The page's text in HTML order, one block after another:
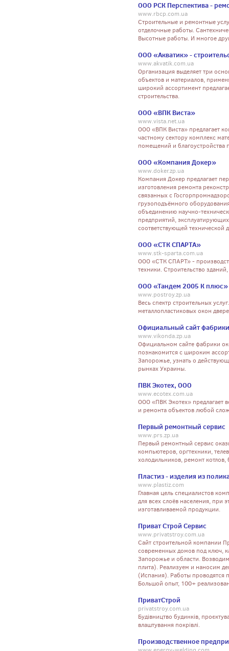
ООО РСК Перспектива -
www.rbcp.com.ua
Строительные и ремонтные
отделочные работы.
Высотные работы. И многое
ООО «Акватик» -
www.akvatik.com.ua
Организация выделяет три
объектов и материалов,
широкий ассортимент
строительства.
ООО «ВПК Виста»
www.vista.net.ua
ООО «ВПК Виста» предлагает
частному сектору комплекс
помещений и благоустройства
ООО «Компания Докер»
www.doker.zp.ua
Компания Докер предлагает
изготовления ремонта
связанных с
грузоподъёмного
объединению научно-
предприятий,
соответствующей технической
ООО «СТК СПАРТА»
www.stk-sparta.com.ua
ООО «СТК СПАРТ» -
техники. Строительство
ООО «Тандем 2005 К плюс»
www.postroy.zp.ua
Весь спектр строительных
металлопластиковых окон
Официальный сайт
www.vikonda.zp.ua
Официальном сайте фабрики
познакомится с широким
Запорожье, узнать о
рынках Украины.
ПВК Экотех, ООО
www.ecotex.com.ua
ООО «ПВК Экотех» предлагает
и ремонта объектов любой
Первый ремонтный сервис
www.prs.zp.ua
Первый ремонтный сервис
компьютеров, оргтехники,
холодильников, ремонт
Пластиз - изделия из
www.plastiz.com
Главная цель специалистов
для всех слоёв населения, при
изготавливаемой продукции.
Приват Строй Сервис
www.privatstroy.com.ua
Сайт строительной компании
современных домов под ключ,
Запорожье и области.
плита). Реализуем и наносим
(Испания). Работы проводятся
Большой опыт, 100+
ПриватСтрой
privatstroy.com.ua
Будівництво будинків,
влаштування покрівлі.
Производственное